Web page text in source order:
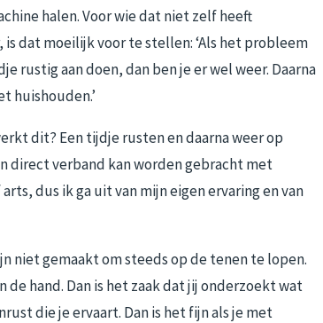
halen. Voor wie dat niet zelf heeft
dat moeilijk voor te stellen: ‘Als het probleem
rustig aan doen, dan ben je er wel weer. Daarna
huishouden.’
dit? Een tijdje rusten en daarna weer op
direct verband kan worden gebracht met
dus ik ga uit van mijn eigen ervaring en van
niet gemaakt om steeds op de tenen te lopen.
de hand. Dan is het zaak dat jij onderzoekt wat
die je ervaart. Dan is het fijn als je met